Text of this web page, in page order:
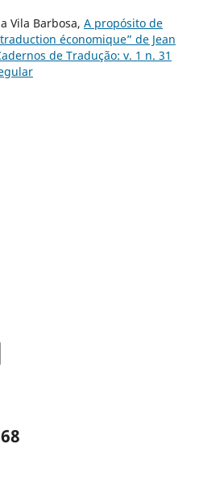
Vila Barbosa, A propósito de
économique” de Jean
de Tradução: v. 1 n. 31